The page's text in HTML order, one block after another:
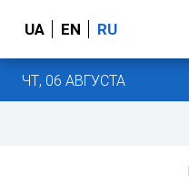
UA EN RU
ЧТ, 06 АВГУСТА